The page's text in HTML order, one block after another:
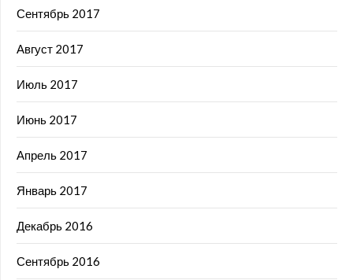
Сентябрь 2017
Август 2017
Июль 2017
Июнь 2017
Апрель 2017
Январь 2017
Декабрь 2016
Сентябрь 2016